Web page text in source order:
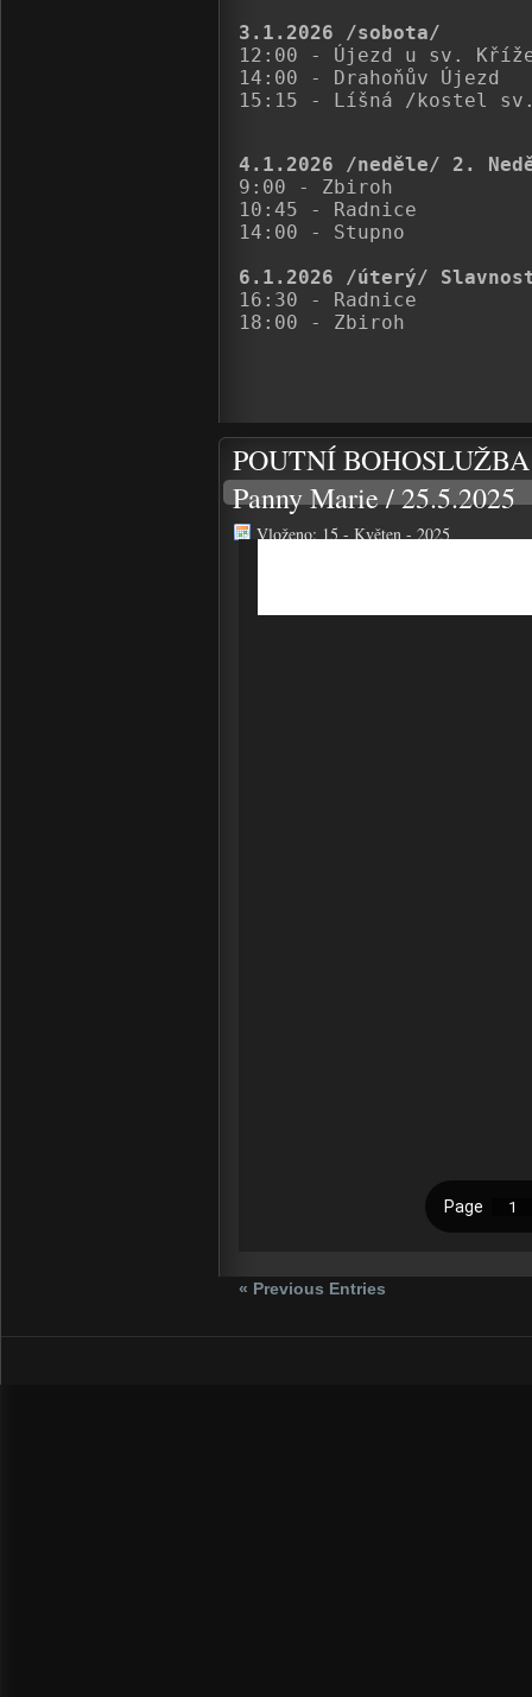
3.1.2026 /sobota/
12:00 - Újezd u sv.
14:00 - Drahoňův Újezd
15:15 - Líšná /kostel
4.1.2026 /neděle/ 2.
9:00 - Zbiroh
10:45 - Radnice
14:00 - Stupno
6.1.2026 /úterý/
16:30 - Radnice
POUTNÍ
Panny Marie / 25.5.2025
Vloženo: 15 - Květen - 2025
« Previous Entries